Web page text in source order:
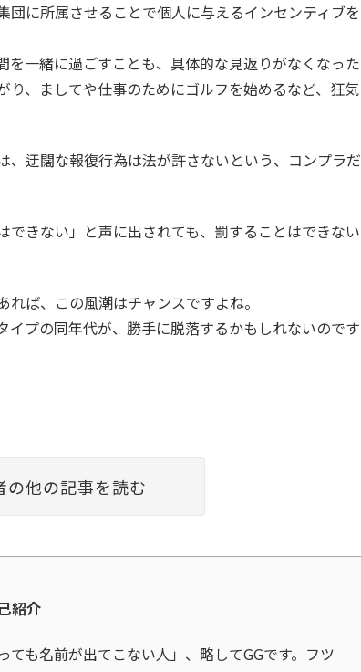
に所属させることで個人に与えるインセンティブを
一緒に過ごすことも、具体的な見返りがなくなった
り、ましてや仕事のためにゴルフを始めるなど、狂気
迂闊な報復行為は法が許さないという、コンプラだ
きない」と声に出されても、罰することはできない
ば、この風潮はチャンスですよね。
プの同年代が、勝手に脱落するかもしれないのです
の他の記事を読む
紹介
っても名前が出てこない人」、略してGGです。フツ